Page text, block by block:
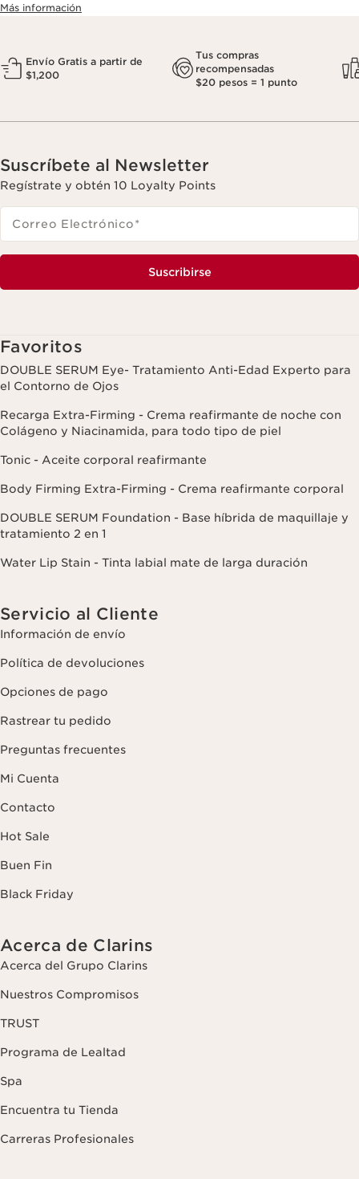
Más información
Envío Gratis a partir de
$1,200
Tus compras
recompensadas
$20 pesos = 1 punto
Suscríbete al Newsletter
Regístrate y obtén 10 Loyalty Points
Correo Electrónico*
Suscribirse
Favoritos
DOUBLE SERUM Eye- Tratamiento Anti-Edad Experto para
el Contorno de Ojos
Recarga Extra-Firming - Crema reafirmante de noche con
Colágeno y Niacinamida, para todo tipo de piel
Tonic - Aceite corporal reafirmante
Body Firming Extra-Firming - Crema reafirmante corporal
DOUBLE SERUM Foundation - Base híbrida de maquillaje y
tratamiento 2 en 1
Water Lip Stain - Tinta labial mate de larga duración
Servicio al Cliente
Información de envío
Política de devoluciones
Opciones de pago
Rastrear tu pedido
Preguntas frecuentes
Mi Cuenta
Contacto
Hot Sale
Buen Fin
Black Friday
Acerca de Clarins
Acerca del Grupo Clarins
Nuestros Compromisos
TRUST
Programa de Lealtad
Spa
Encuentra tu Tienda
Carreras Profesionales